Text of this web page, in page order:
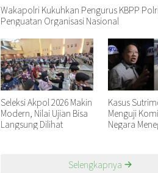
Wakapolri Kukuhkan Pengurus KBPP
Penguatan Organisasi Nasional
Seleksi Akpol 2026 Makin
Modern, Nilai Ujian Bisa
Langsung Dilihat
Kasus
Menguji
Negara
Selengkapnya